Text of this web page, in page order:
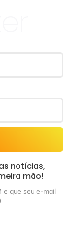
notícias,
mão!
e que seu e-mail